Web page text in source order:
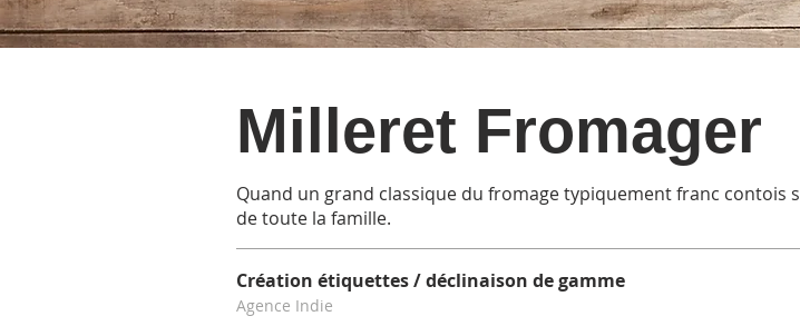
Milleret Fromager
Quand un grand classique du fromage typiquement franc
de toute la famille.
Création étiquettes / déclinaison de gamme
Agence Indie